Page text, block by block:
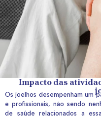
Impacto das
Os joelhos desempenham um
e profissionais, não sendo
de saúde relacionados a